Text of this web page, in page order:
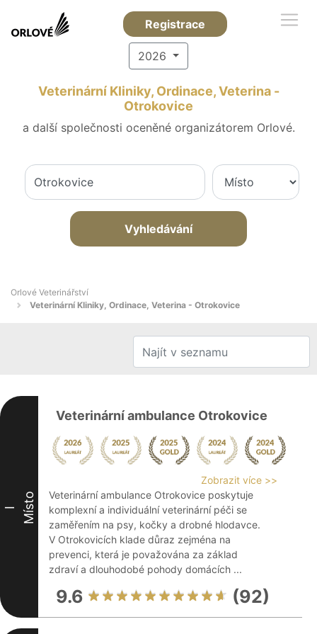
Registrace
2026
Veterinární Kliniky, Ordinace, Veterina -
Otrokovice
a další společnosti oceněné organizátorem Orlové.
Vyhledávání
Orlové Veterinářství
Veterinární Kliniky, Ordinace, Veterina - Otrokovice
I Místo
Veterinární ambulance Otrokovice
Zobrazit více >>
Veterinární ambulance Otrokovice poskytuje
komplexní a individuální veterinární péči se
zaměřením na psy, kočky a drobné hlodavce.
V Otrokovicích klade důraz zejména na
prevenci, která je považována za základ
zdraví a dlouhodobé pohody domácích ...
9.6 (92)